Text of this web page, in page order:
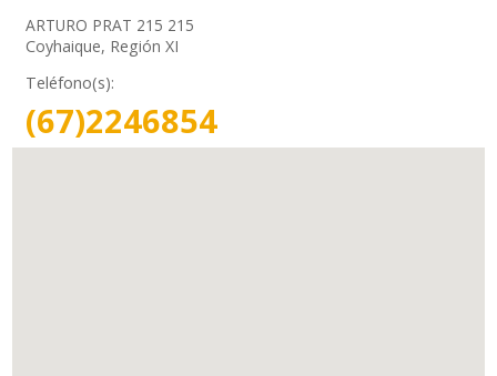
ARTURO PRAT 215 215
Coyhaique, Región XI
Teléfono(s):
(67)2246854